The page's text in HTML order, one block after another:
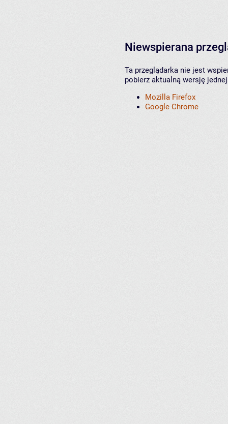
Niewspierana
Ta przeglądarka nie jest
pobierz aktualną wersję
Mozilla Firefox
Google Chrome